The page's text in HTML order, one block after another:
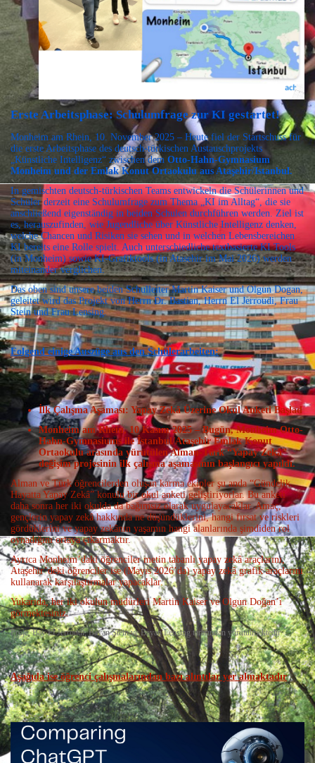
Erste Arbeitsphase: Schulumfrage zur KI gestartet!
Monheim am Rhein, 10. November 2025 – Heute fiel der Startschuss für
die erste Arbeitsphase des deutsch-türkischen Austauschprojekts
„Künstliche Intelligenz“ zwischen dem Otto-Hahn-Gymnasium
Monheim und der Emlak Konut Ortaokulu aus Ataşehir/Istanbul.
In gemischten deutsch-türkischen Teams entwickeln die Schülerinnen und
Schüler derzeit eine Schulumfrage zum Thema „KI im Alltag“, die sie
anschließend eigenständig in beiden Schulen durchführen werden. Ziel ist
es, herauszufinden, wie Jugendliche über Künstliche Intelligenz denken,
welche Chancen und Risiken sie sehen und in welchen Lebensbereichen
KI bereits eine Rolle spielt. Auch unterschiedliche textbasierte KI Tools
(in Monheim) sowie KI-Grafiktools (in Atasehir im Mai 2026) werden
miteinander verglichen.
Das oben sind unsere beiden Schulleiter Martin Kaiser und Olgun Dogan,
geleitet wird das Projekt von Herrn Dr. Bastian, Herrn El Jerroudi, Frau
Stein und Frau Lensing.
Folgend einige Auszüge aus den Schülerarbeiten:
İlk Çalışma Aşaması: Yapay Zekâ Üzerine Okul Anketi Başlad
Monheim am Rhein, 10 Kasım 2025 – Bugün, Monheim Otto-
Hahn-Gymnasiums ile İstanbul/Ataşehir Emlak Konut
Ortaokulu arasında yürütülen Alman-Türk “Yapay Zekâ”
değişim projesinin ilk çalışma aşamasının başlangıcı yapıldı.
Alman ve Türk öğrencilerden oluşan karma ekipler şu anda “Gündelik
Hayatta Yapay Zekâ” konulu bir okul anketi geliştiriyorlar. Bu anketi
daha sonra her iki okulda da bağımsız olarak uygulayacaklar. Amaç,
gençlerin yapay zekâ hakkında ne düşündüklerini, hangi fırsat ve riskleri
gördüklerini ve yapay zekânın yaşamın hangi alanlarında şimdiden rol
oynadığını ortaya çıkarmaktır.
Ayrıca Monheim’daki öğrenciler metin tabanlı yapay zekâ araçlarını,
Ataşehir’deki öğrenciler ise (Mayıs 2026’da) yapay zekâ grafik araçlarını
kullanarak karşılaştırmalar yapacaklar.
Yukarıda, her iki okulun müdürleri Martin Kaiser ve Olgun Doğan’ı
görmektesiniz.
Proje, Bay El Jerroudi, Bayan Stein ve Bayan Lensing tarafından yürütülmektedir
Aşağıda ise öğrenci çalışmalarından bazı alıntılar yer almaktadır